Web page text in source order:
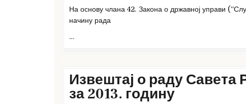
На основу члана 42. Закона о државној управи
начину рада
…
Извештај о раду Савета
за 2013. годину